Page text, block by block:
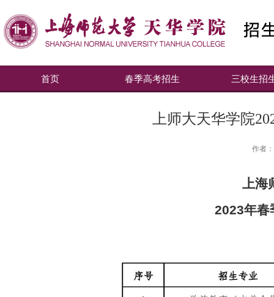
首页 春季高考招生 三校生招
上师大天华学院
作者
上海
2023年春